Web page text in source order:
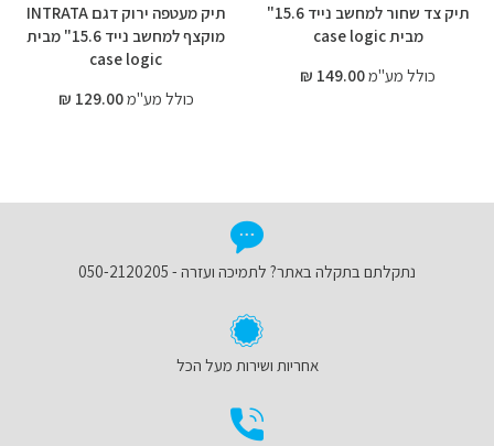
תיק צד שחור למחשב נייד 15.6"
מבית case logic
כולל מע"מ149.00 ₪
תיק מעטפה ירוק דגם INTRATA
מוקצף למחשב נייד 15.6" מבית
case logic
כולל מע"מ129.00 ₪
נתקלתם בתקלה באתר? לתמיכה ועזרה - 050-2120205
אחריות ושירות מעל הכל